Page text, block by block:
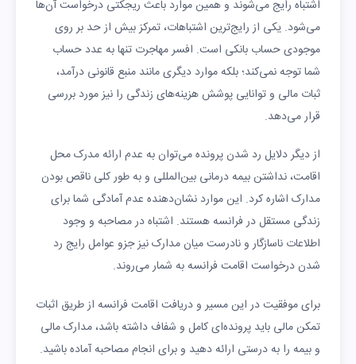
اشتباه رایج می‌شوند و همین موارد باعث ریجکتی درخواست آن‌ها
می‌شود. یکی از رایج‌ترین اشتباهات، تمرکز بیش از حد بر روی
موجودی حساب بانکی است. افسر مهاجرت تنها به عدد حساب
شما توجه نمی‌کند؛ بلکه موارد دیگری مانند منبع قانونی درآمد،
ثبات مالی و توانایی پوشش هزینه‌های زندگی را نیز مورد بررسی
قرار می‌دهد.
از دیگر دلایل رد شدن پرونده می‌توان به عدم ارائه مدرک محل
اقامت، نداشتن بیمه درمانی بین‌المللی و به طور کلی ناقص بودن
مدارک اشاره کرد. این موارد نشان‌دهنده عدم آمادگی شما برای
زندگی مستقل در فرانسه هستند. اشتباه در مصاحبه و وجود
اطلاعات ناسازگار و نادرست میان مدارک نیز جزو عوامل رایج رد
شدن درخواست اقامت فرانسه به شمار می‌روند.
برای موفقیت در این مسیر و دریافت اقامت فرانسه از طریق اثبات
تمکن مالی باید پرونده‌ای کامل و شفاف داشته باشد، مدارک مالی
و بیمه را به درستی ارائه دهید و برای انجام مصاحبه آماده باشید.